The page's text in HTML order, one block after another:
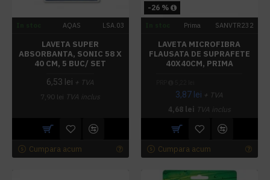
AQAS LSA.03
LAVETA SUPER
ABSORBANTA, SONIC 58 X
40 CM, 5 BUC/ SET
6,53 lei + TVA
7,90 lei TVA inclus
Cumpara acum
-26 %
Prima SANVTR232
LAVETA MICROFIBRA
FLAUSATA DE SUPRAFETE
40X40CM, PRIMA
3,87 lei + TVA
4,68 lei TVA inclus
Cumpara acum